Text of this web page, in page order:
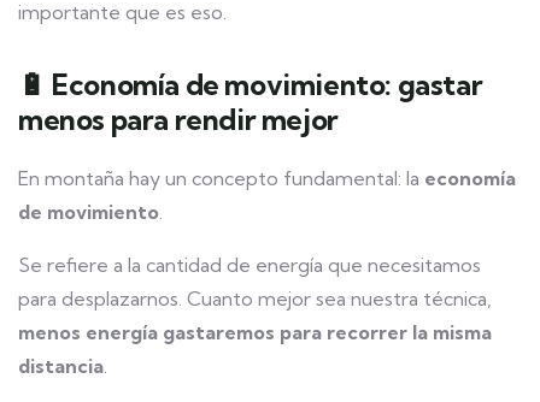
importante que es eso.
🔋 Economía de movimiento: gastar
menos para rendir mejor
En montaña hay un concepto fundamental: la economía
de movimiento.
Se refiere a la cantidad de energía que necesitamos
para desplazarnos. Cuanto mejor sea nuestra técnica,
menos energía gastaremos para recorrer la misma
distancia.